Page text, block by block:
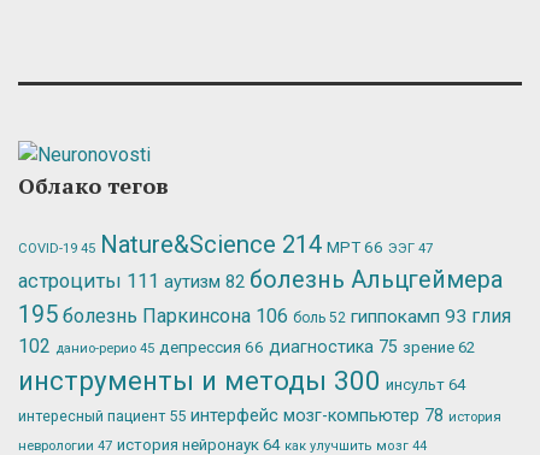
Облако тегов
COVID-19 45 Nature&Science 214 МРТ66 ЭЭГ 47
астроциты 111 аутизм 82 болезнь Альцгеймера
195 болезнь Паркинсона 106 боль 52 гиппокамп 93 глия
102 данио-рерио 45 депрессия 66 диагностика 75 зрение 62
инструменты и методы 300 инсульт 64
интересный пациент 55 интерфейс мозг-компьютер 78 история
неврологии 47 история нейронаук 64 как улучшить мозг 44